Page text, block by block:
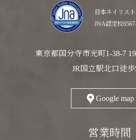
日本ネイリス
JNA認定校
東京都国分寺市光町1-38-7
JR国立駅北口徒歩
Google map
営業時間